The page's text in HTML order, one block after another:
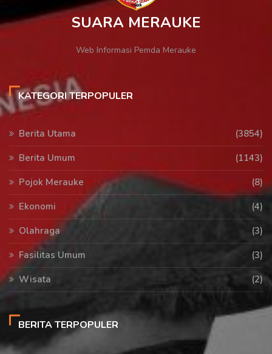
SUARA MERAUKE
Web Informasi Pemda Merauke
KATEGORI TERPOPULER
Berita Utama
(3854)
Berita Umum
(1143)
Pojok Merauke
(8)
Ekonomi
(4)
Olahraga
(3)
Fasilitas Umum
(3)
Wisata
(2)
BERITA TERPOPULER